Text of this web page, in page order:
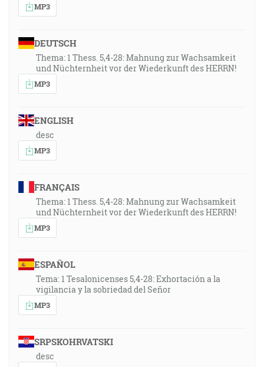
MP3
DEUTSCH
Thema: 1 Thess. 5,4-28: Mahnung zur Wachsamkeit
und Nüchternheit vor der Wiederkunft des HERRN!
MP3
ENGLISH
desc
MP3
FRANÇAIS
Thema: 1 Thess. 5,4-28: Mahnung zur Wachsamkeit
und Nüchternheit vor der Wiederkunft des HERRN!
MP3
ESPAÑOL
Tema: 1 Tesalonicenses 5,4-28: Exhortación a la
vigilancia y la sobriedad del Señor
MP3
SRPSKOHRVATSKI
desc